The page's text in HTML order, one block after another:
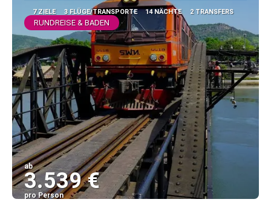
7 ZIELE 3 FLÜGE/TRANSPORTE 14 NÄCHTE 2 TRANSFERS
RUNDREISE & BADEN
ab
3.539 €
pro Person